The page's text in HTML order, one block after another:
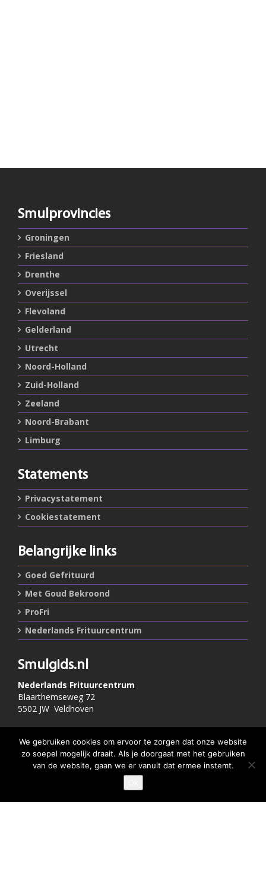
GEEF JE SMULSCORE
Smulprovincies
Groningen
Friesland
Drenthe
Overijssel
Flevoland
Gelderland
Utrecht
Noord-Holland
Zuid-Holland
Zeeland
Noord-Brabant
Limburg
Statements
Privacystatement
Cookiestatement
Belangrijke links
Goed Gefrituurd
Met Goud Bekroond
ProFri
Nederlands Frituurcentrum
Smulgids.nl
Nederlands Frituurcentrum
Blaarthemseweg 72
5502 JW Veldhoven
T : 040-7200900 (optie 2)
@: info@frituurcentrum.nl
We gebruiken cookies om ervoor te zorgen dat onze website
zo soepel mogelijk draait. Als je doorgaat met het gebruiken
van de website, gaan we er vanuit dat ermee instemt.